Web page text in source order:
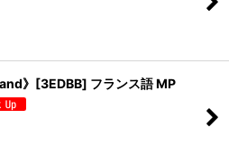
》[3EDBB] フランス語 MP